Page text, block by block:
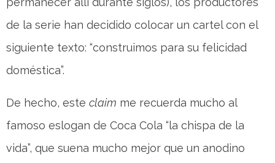
de la serie han decidido colocar un cartel con el
siguiente texto: “construimos para su felicidad
doméstica”.
De hecho, este claim me recuerda mucho al
famoso eslogan de Coca Cola “la chispa de la
vida”, que suena mucho mejor que un anodino